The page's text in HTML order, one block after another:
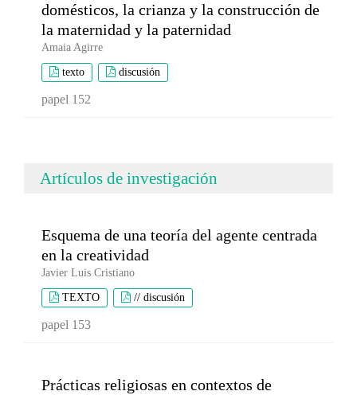
domésticos, la crianza y la construcción de
la maternidad y la paternidad
Amaia Agirre
texto discusión
papel 152
Artículos de investigación
Esquema de una teoría del agente centrada
en la creatividad
Javier Luis Cristiano
TEXTO // discusión
papel 153
Prácticas religiosas en contextos de